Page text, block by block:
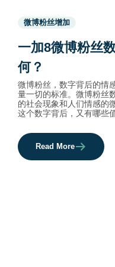
Used
before
names.
微博粉丝增加
一加8微博粉丝
何？
微博粉丝，数字背后的情
量一切的标准。微博粉丝
的社会现象和人们情感的
这个数字背后，又有哪些
Read More